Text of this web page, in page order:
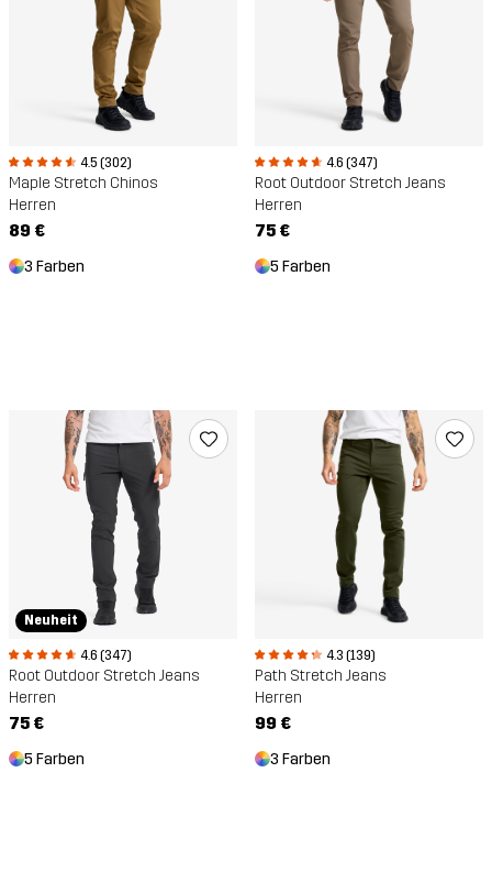
4.5 (302)
Maple Stretch Chinos
Herren
89 €
3 Farben
4.6 (347)
Root Outdoor Stretch Jeans
Herren
75 €
5 Farben
Neuheit
4.6 (347)
Root Outdoor Stretch Jeans
Herren
75 €
5 Farben
4.3 (139)
Path Stretch Jeans
Herren
99 €
3 Farben